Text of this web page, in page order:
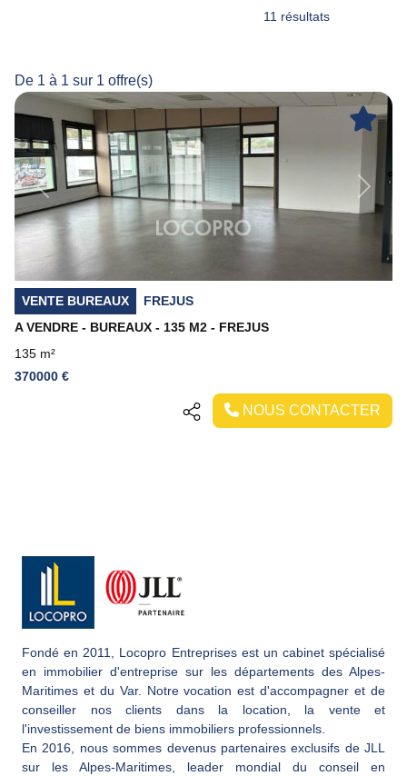
11 résultats
De 1 à 1 sur 1 offre(s)
Previous Next
VENTE BUREAUX
FREJUS
A VENDRE - BUREAUX - 135 M2 - FREJUS
135 m²
370000 €
NOUS CONTACTER
Fondé en 2011, Locopro Entreprises est un cabinet spécialisé
en immobilier d'entreprise sur les départements des Alpes-
Maritimes et du Var. Notre vocation est d'accompagner et de
conseiller nos clients dans la location, la vente et
l'investissement de biens immobiliers professionnels.
En 2016, nous sommes devenus partenaires exclusifs de JLL
sur les Alpes-Maritimes, leader mondial du conseil en